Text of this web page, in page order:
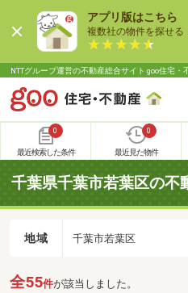
アプリ版はこちら
複数社の物件を探せる
NTTグループ運営の不動産総合サイト goo住宅・
0
最近検索した条件
0
最近見た物件
千葉県千葉市若葉区の不
地域 千葉市若葉区
全55件が該当しました。